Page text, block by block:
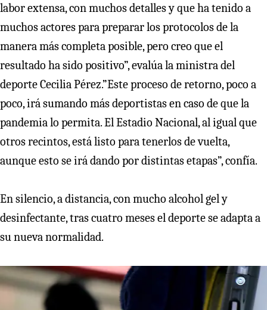
labor extensa, con muchos detalles y que ha tenido a
muchos actores para preparar los protocolos de la
manera más completa posible, pero creo que el
resultado ha sido positivo”, evalúa la ministra del
deporte Cecilia Pérez.”Este proceso de retorno, poco a
poco, irá sumando más deportistas en caso de que la
pandemia lo permita. El Estadio Nacional, al igual que
otros recintos, está listo para tenerlos de vuelta,
aunque esto se irá dando por distintas etapas”, confía.
En silencio, a distancia, con mucho alcohol gel y
desinfectante, tras cuatro meses el deporte se adapta a
su nueva normalidad.